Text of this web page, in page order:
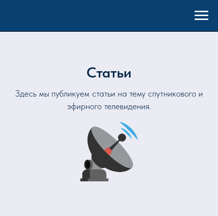
Статьи
Здесь мы публикуем статьи на тему спутникового и
эфирного телевидения.